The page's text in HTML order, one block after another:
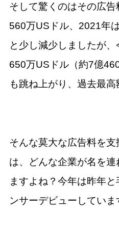
そして驚くのはその広
560万USドル、2021年
と少し減少しましたが
650万USドル（約7億
も跳ね上がり、過去最高
そんな莫大な広告料を
は、どんな企業が名を
ますよね？今年は昨年
ンサーデビューしていま